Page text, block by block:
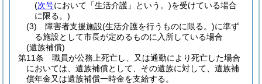
(次号において「生活介護」という。)を受けている場合
に限る。)
(3)
障害者支援施設(生活介護を行うものに限る。)に準ず
る施設として市長が定めるものに入所している場合
(遺族補償)
第11条
職員が公務上死亡し、又は通勤により死亡した場合
においては、遺族補償として、その遺族に対して、遺族補
償年金又は遺族補償一時金を支給する。